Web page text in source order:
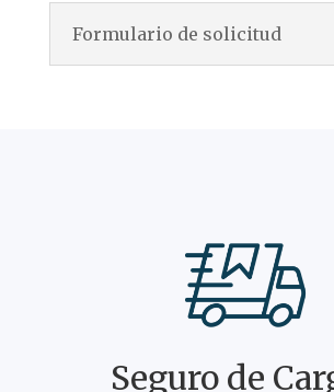
Formulario de solicitud
Seguro de